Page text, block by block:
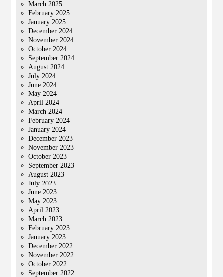
March 2025
February 2025
January 2025
December 2024
November 2024
October 2024
September 2024
August 2024
July 2024
June 2024
May 2024
April 2024
March 2024
February 2024
January 2024
December 2023
November 2023
October 2023
September 2023
August 2023
July 2023
June 2023
May 2023
April 2023
March 2023
February 2023
January 2023
December 2022
November 2022
October 2022
September 2022